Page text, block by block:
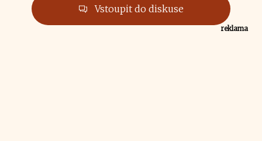
Vstoupit do diskuse
reklama